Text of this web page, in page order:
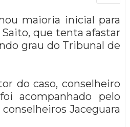
maioria inicial para
que tenta afastar
grau do Tribunal de
do caso, conselheiro
acompanhado pelo
Jaceguara